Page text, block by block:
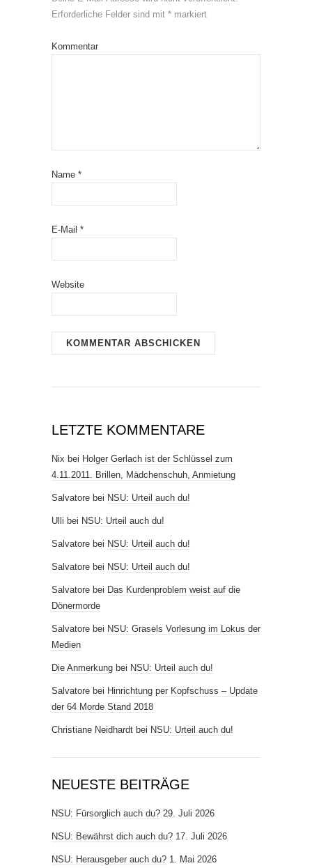
Erforderliche Felder sind mit * markiert
Kommentar
Name *
E-Mail *
Website
LETZTE KOMMENTARE
Nix bei Holger Gerlach ist der Schlüssel zum
4.11.2011. Brillen, Mädchenschuh, Anmietung
Salvatore bei NSU: Urteil auch du!
Ulli bei NSU: Urteil auch du!
Salvatore bei NSU: Urteil auch du!
Salvatore bei NSU: Urteil auch du!
Salvatore bei Das Kurdenproblem weist auf die
Dönermorde
Salvatore bei NSU: Grasels Vorlesung im Lokus der
Medien
Die Anmerkung bei NSU: Urteil auch du!
Salvatore bei Hinrichtung per Kopfschuss – Update
der 64 Morde Stand 2018
Christiane Neidhardt bei NSU: Urteil auch du!
NEUESTE BEITRÄGE
NSU: Fürsorglich auch du? 29. Juli 2026
NSU: Bewährst dich auch du? 17. Juli 2026
NSU: Herausgeber auch du? 1. Mai 2026